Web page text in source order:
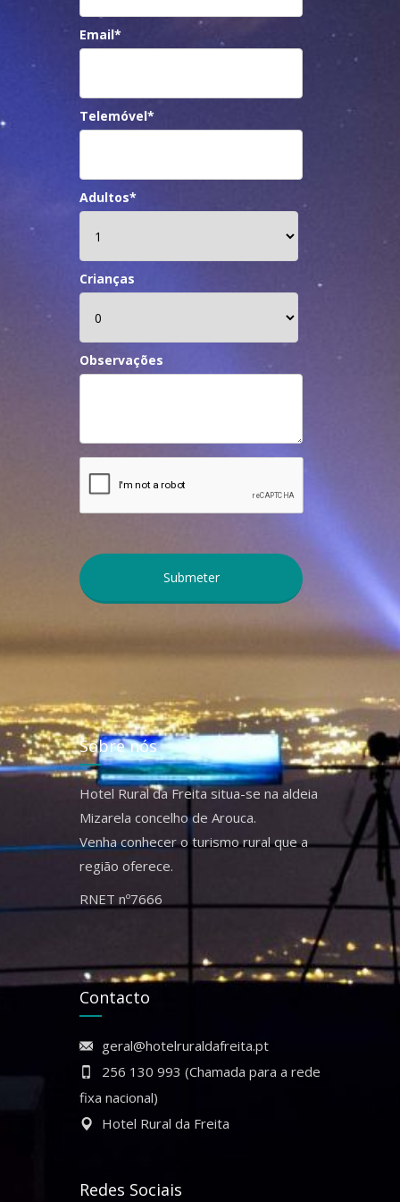
Email*
Telemóvel*
Adultos*
Crianças
Observações
Sobre nós
Hotel Rural da Freita situa-se na aldeia
Mizarela concelho de Arouca.
Venha conhecer o turismo rural que a
região oferece.
RNET nº7666
Contacto
geral@hotelruraldafreita.pt
256 130 993 (Chamada para a rede
fixa nacional)
Hotel Rural da Freita
Redes Sociais